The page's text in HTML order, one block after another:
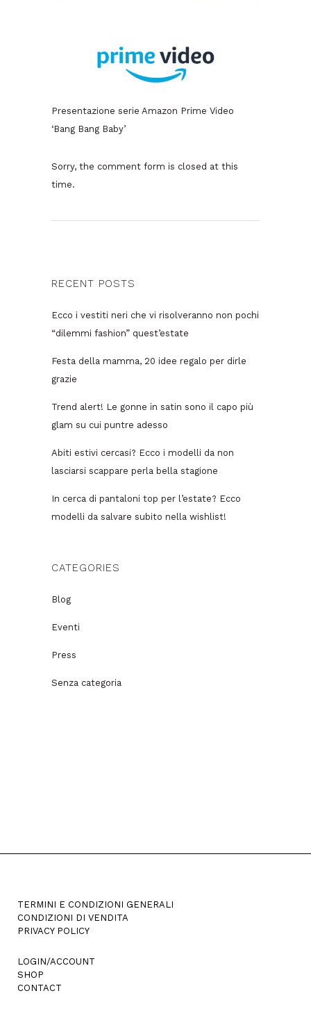
Presentazione serie Amazon Prime Video
‘Bang Bang Baby’
Sorry, the comment form is closed at this
time.
RECENT POSTS
Ecco i vestiti neri che vi risolveranno non pochi
“dilemmi fashion” quest’estate
Festa della mamma, 20 idee regalo per dirle
grazie
Trend alert! Le gonne in satin sono il capo più
glam su cui puntre adesso
Abiti estivi cercasi? Ecco i modelli da non
lasciarsi scappare perla bella stagione
In cerca di pantaloni top per l’estate? Ecco
modelli da salvare subito nella wishlist!
CATEGORIES
Blog
Eventi
Press
Senza categoria
TERMINI E CONDIZIONI GENERALI
CONDIZIONI DI VENDITA
PRIVACY POLICY
LOGIN/ACCOUNT
SHOP
CONTACT